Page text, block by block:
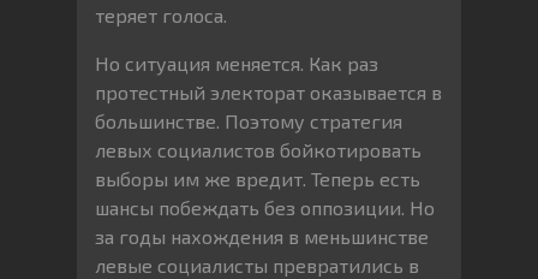
теряет голоса.
Но ситуация меняется. Как раз
протестный электорат оказывается в
большинстве. Поэтому стратегия
левых социалистов бойкотировать
выборы им же вредит. Теперь есть
шансы побеждать без оппозиции. Но
за годы нахождения в меньшинстве
левые социалисты превратились в